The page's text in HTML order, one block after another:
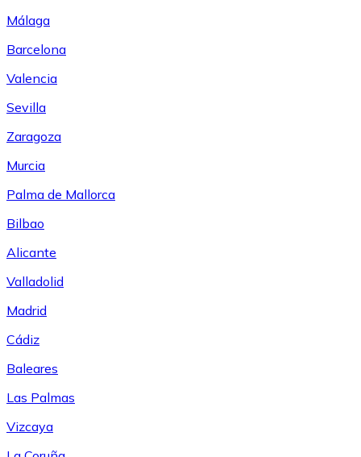
Málaga
Barcelona
Valencia
Sevilla
Zaragoza
Murcia
Palma de Mallorca
Bilbao
Alicante
Valladolid
Madrid
Cádiz
Baleares
Las Palmas
Vizcaya